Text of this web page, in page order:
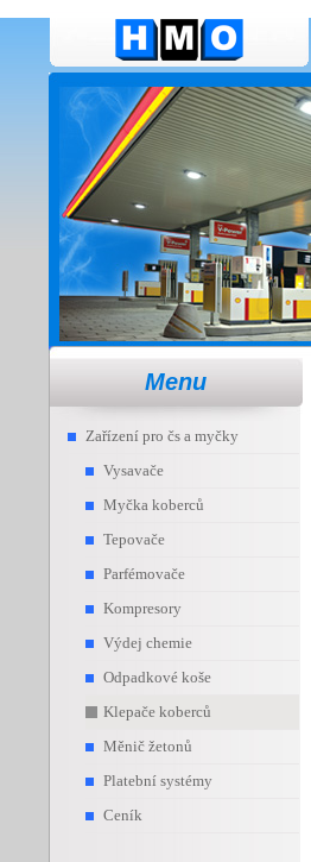
Menu
Zařízení pro čs a myčky
Vysavače
Myčka koberců
Tepovače
Parfémovače
Kompresory
Výdej chemie
Odpadkové koše
Klepače koberců
Měnič žetonů
Platební systémy
Ceník